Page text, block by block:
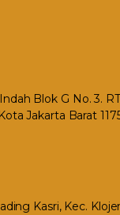
Blok G No. 3.
Jakarta Barat
Kasri, Kec.